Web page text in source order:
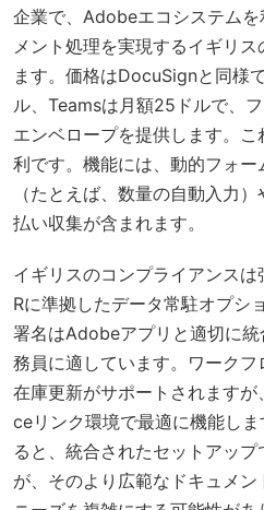
企業で、Adobeエコシステム
メント処理を実現するイギリ
ます。価格はDocuSignと同様
ル、Teamsは月額25ドルで、
エンベロープを提供します。
利です。機能には、動的フォ
（たとえば、数量の自動入力
払い収集が含まれます。
イギリスのコンプライアンス
Rに準拠したデータ常駐オプシ
署名はAdobeアプリと適切に
務員に適しています。ワーク
在庫更新がサポートされます
ceリンク環境で最適に機能し
ると、統合されたセットアッ
が、そのより広範なドキュメ